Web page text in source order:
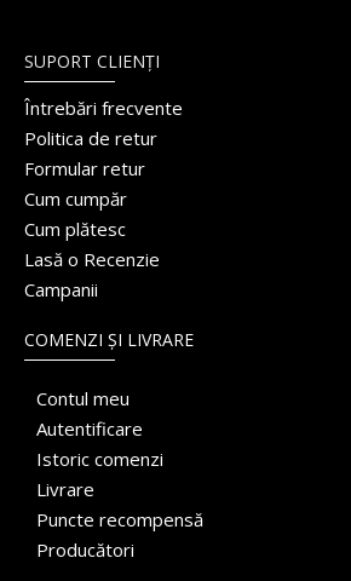
SUPORT CLIENȚI
Întrebări frecvente
Politica de retur
Formular retur
Cum cumpăr
Cum plătesc
Lasă o Recenzie
Campanii
COMENZI ȘI LIVRARE
Contul meu
Autentificare
Istoric comenzi
Livrare
Puncte recompensă
Producători